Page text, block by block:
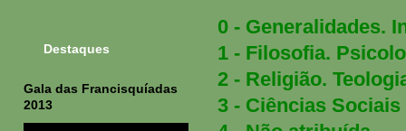
0 - Generalidades.
1 - Filosofia.
2 - Religião.
3 - Ciências Sociais
Destaques
Gala das Francisquíadas
2013